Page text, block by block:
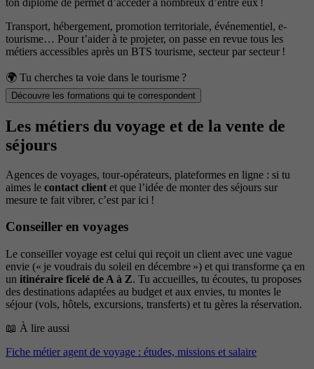
Transport, hébergement, promotion territoriale, événementiel, e-
tourisme… Pour t’aider à te projeter, on passe en revue tous les
métiers accessibles après un BTS tourisme, secteur par secteur !
🌍 Tu cherches ta voie dans le tourisme ?
Découvre les formations qui te correspondent
Les métiers du voyage et de la vente de
séjours
Agences de voyages, tour-opérateurs, plateformes en ligne : si tu
aimes le contact client et que l’idée de monter des séjours sur
mesure te fait vibrer, c’est par ici !
Conseiller en voyages
Le conseiller voyage est celui qui reçoit un client avec une vague
envie (« je voudrais du soleil en décembre ») et qui transforme ça en
un itinéraire ficelé de A à Z. Tu accueilles, tu écoutes, tu proposes
des destinations adaptées au budget et aux envies, tu montes le
séjour (vols, hôtels, excursions, transferts) et tu gères la réservation.
📖 À lire aussi
Fiche métier agent de voyage : études, missions et salaire